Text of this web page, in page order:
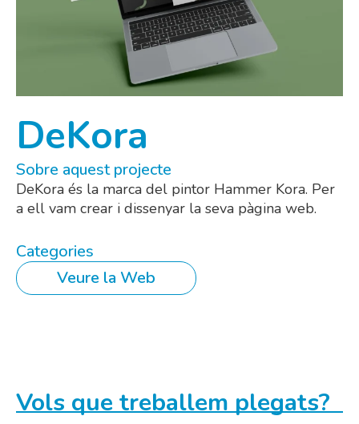
DeKora
Sobre aquest projecte
DeKora és la marca del pintor Hammer Kora. Per
a ell vam crear i dissenyar la seva pàgina web.
Categories
Veure la Web
Vols que treballem plegats?